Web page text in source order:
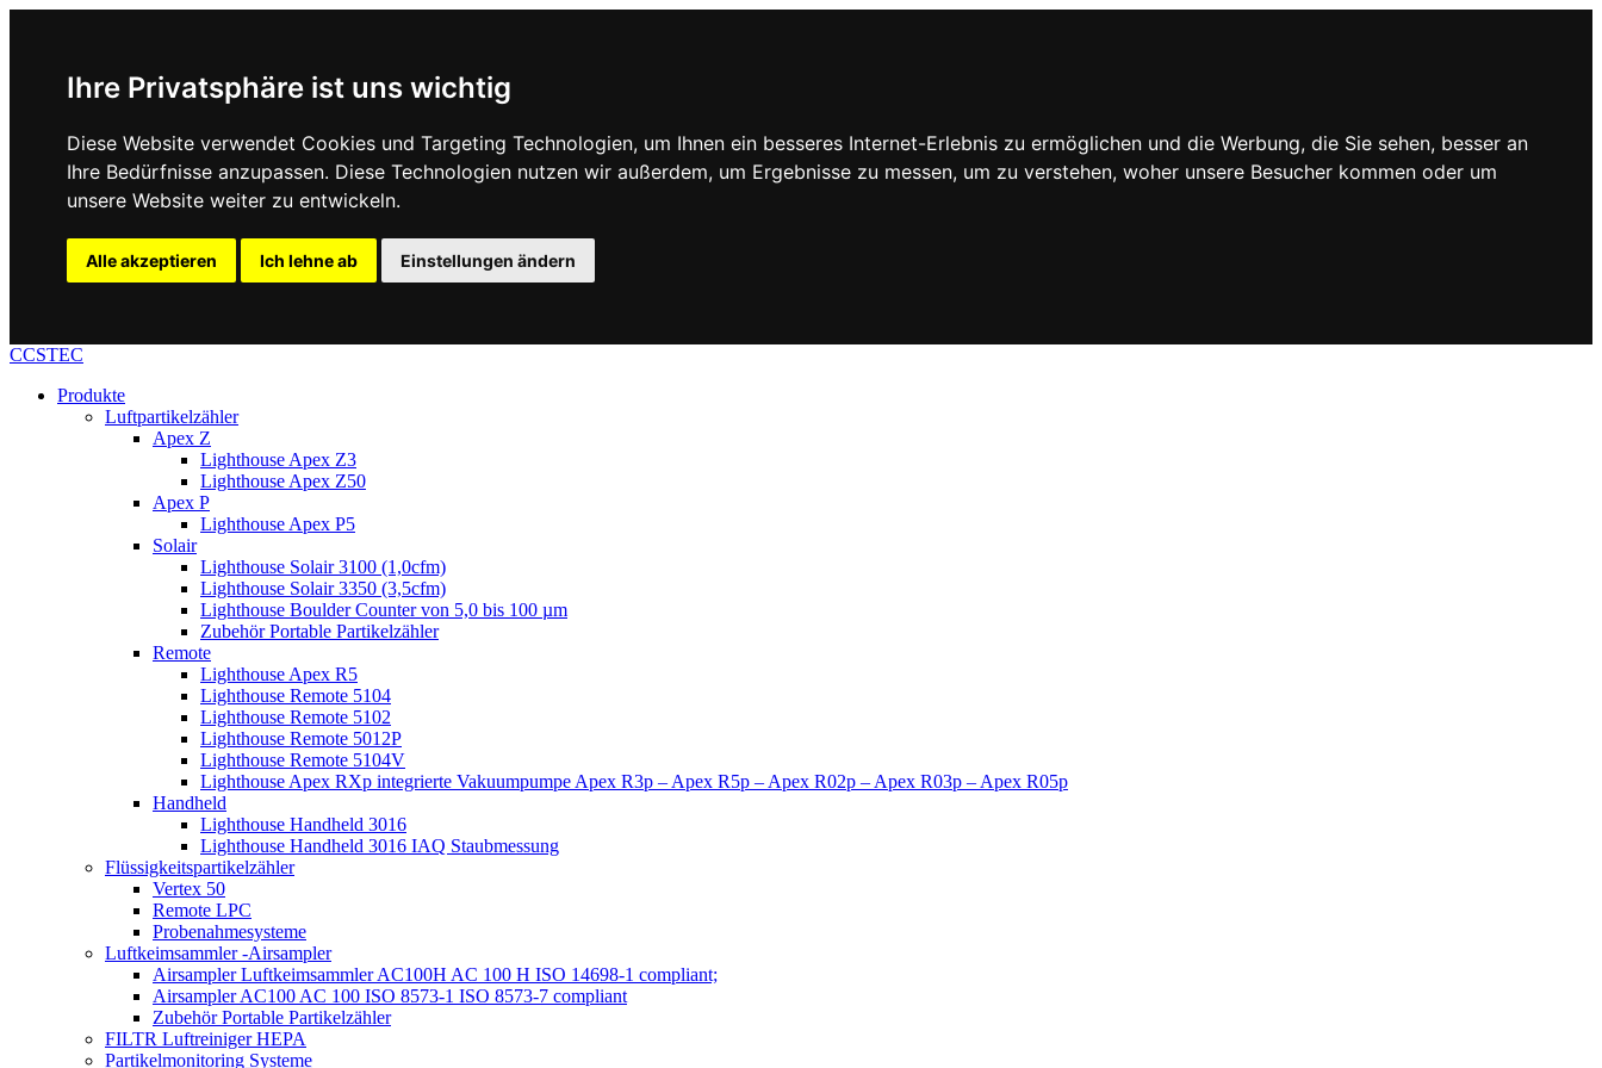
Ihre Privatsphäre ist uns wichtig
Diese Website verwendet Cookies und Targeting Technologien, um Ihnen ein besseres Internet-Erlebnis zu ermöglichen und die Werbung, die Sie sehen, besser an
Ihre Bedürfnisse anzupassen. Diese Technologien nutzen wir außerdem, um Ergebnisse zu messen, um zu verstehen, woher unsere Besucher kommen oder um
unsere Website weiter zu entwickeln.
Alle akzeptieren Ich lehne ab Einstellungen ändern
CCSTEC
Produkte
Luftpartikelzähler
Apex Z
Lighthouse Apex Z3
Lighthouse Apex Z50
Apex P
Lighthouse Apex P5
Solair
Lighthouse Solair 3100 (1,0cfm)
Lighthouse Solair 3350 (3,5cfm)
Lighthouse Boulder Counter von 5,0 bis 100 µm
Zubehör Portable Partikelzähler
Remote
Lighthouse Apex R5
Lighthouse Remote 5104
Lighthouse Remote 5102
Lighthouse Remote 5012P
Lighthouse Remote 5104V
Lighthouse Apex RXp integrierte Vakuumpumpe Apex R3p – Apex R5p – Apex R02p – Apex R03p – Apex R05p
Handheld
Lighthouse Handheld 3016
Lighthouse Handheld 3016 IAQ Staubmessung
Flüssigkeitspartikelzähler
Vertex 50
Remote LPC
Probenahmesysteme
Luftkeimsammler -Airsampler
Airsampler Luftkeimsammler AC100H AC 100 H ISO 14698-1 compliant;
Airsampler AC100 AC 100 ISO 8573-1 ISO 8573-7 compliant
Zubehör Portable Partikelzähler
FILTR Luftreiniger HEPA
Partikelmonitoring Systeme